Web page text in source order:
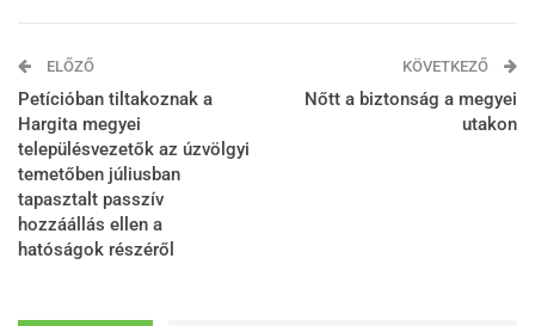
ELŐZŐ
Petícióban tiltakoznak a
Hargita megyei
településvezetők az úzvölgyi
temetőben júliusban
tapasztalt passzív
hozzáállás ellen a
hatóságok részéről
KÖVETKEZŐ
Nőtt a biztonság a megyei
utakon